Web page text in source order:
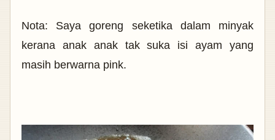
Nota: Saya goreng seketika dalam minyak
kerana anak anak tak suka isi ayam yang
masih berwarna pink.